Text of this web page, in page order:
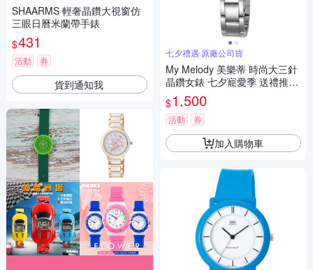
SHAARMS 輕奢晶鑽大視窗仿
三眼日曆米蘭帶手錶
$431
活動 券
貨到通知我
七夕禮遇 原廠公司貨
My Melody 美樂蒂 時尚大三針
晶鑽女錶 七夕寵愛季 送禮推
薦-銀x桃粉/27mm LK697LWPI
$1,500
活動 券
加入購物車